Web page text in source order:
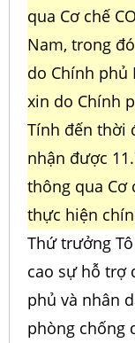
qua Cơ chế
Nam, trong
do Chính phủ
xin do Chính
Tính đến thời
nhận được
thông qua Cơ
thực hiện
Thứ trưởng
cao sự hỗ trợ
phủ và nhân
phòng chống